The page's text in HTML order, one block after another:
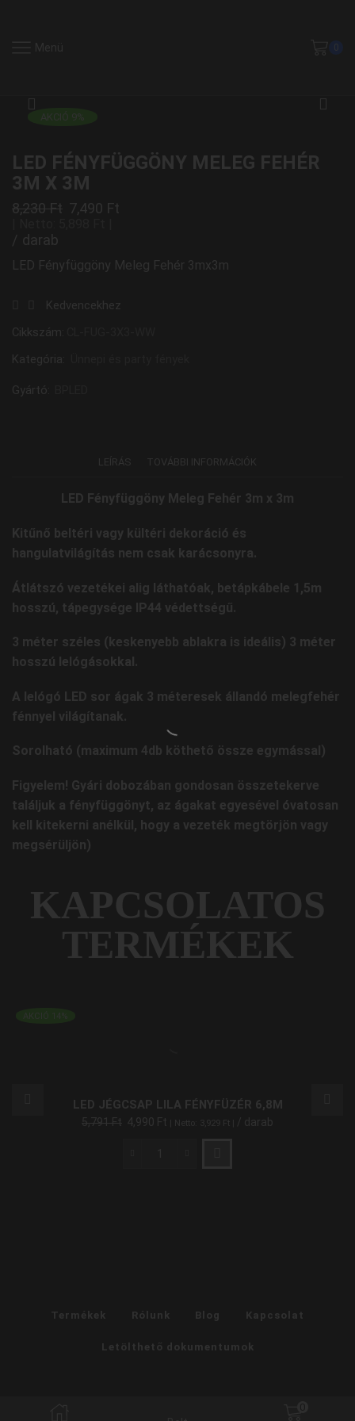
AKCIÓ 9%
LED FÉNYFÜGGÖNY MELEG FEHÉR
3M X 3M
8,230Ft 7,490 Ft
/ darab
LED Fényfüggöny Meleg Fehér 3mx3m
Kedvencekhez
Cikkszám:
Kategória:
Gyártó:
LEÍRÁS TOVÁBBI INFORMÁCIÓK
LED Fényfüggöny Meleg Fehér 3m x 3m
Kitűnő beltéri vagy kültéri dekoráció és
hangulatvilágítás nem csak karácsonyra.
Átlátszó vezetékei alig láthatóak, betápkábele 1,5m
hosszú, tápegysége IP44 védettségű.
3 méter széles (keskenyebb ablakra is ideális) 3 méter
hosszú lelógásokkal.
A lelógó LED sor ágak 3 méteresek állandó melegfehér
fénnyel világítanak.
Sorolható (maximum 4db köthető össze egymással)
Figyelem! Gyári dobozában gondosan összetekerve
találjuk a fényfüggönyt, az ágakat egyesével óvatosan
kell kitekerni anélkül, hogy a vezeték megtörjön vagy
megsérüljön)
KAPCSOLATOS
TERMÉKEK
AKCIÓ 14%
LED JÉGCSAP LILA FÉNYFÜZÉR 6,8M
5,791Ft 4,990 Ft | Netto: 3,929 / darab
Termékek Rólunk Blog Kapcsolat
Letölthető dokumentumok